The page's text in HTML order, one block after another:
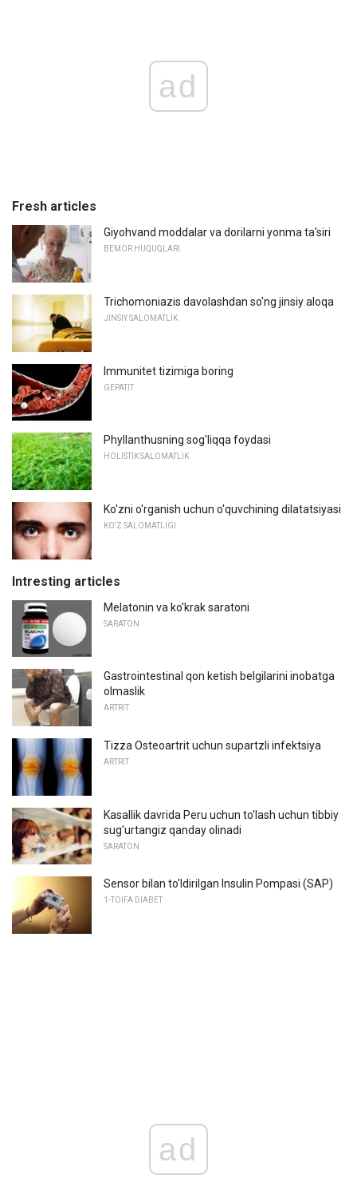
ad
Fresh articles
Giyohvand moddalar va dorilarni yonma ta'siri
BEMOR HUQUQLARI
Trichomoniazis davolashdan so'ng jinsiy aloqa
JINSIY SALOMATLIK
Immunitet tizimiga boring
GEPATIT
Phyllanthusning sog'liqqa foydasi
HOLISTIK SALOMATLIK
Ko'zni o'rganish uchun o'quvchining dilatatsiyasi
KO'Z SALOMATLIGI
Intresting articles
Melatonin va ko'krak saratoni
SARATON
Gastrointestinal qon ketish belgilarini inobatga
olmaslik
ARTRIT
Tizza Osteoartrit uchun supartzli infektsiya
ARTRIT
Kasallik davrida Peru uchun to'lash uchun tibbiy
sug'urtangiz qanday olinadi
SARATON
Sensor bilan to'ldirilgan Insulin Pompasi (SAP)
1-TOIFA DIABET
ad